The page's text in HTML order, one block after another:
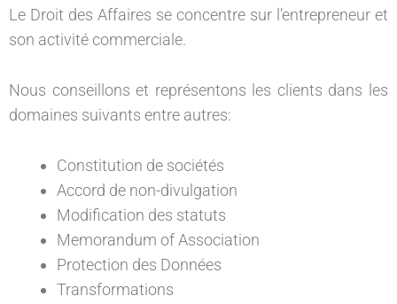
Le Droit des Affaires se concentre sur l’entrepreneur et
son activité commerciale.
Nous conseillons et représentons les clients dans les
domaines suivants entre autres:
Constitution de sociétés
Accord de non-divulgation
Modification des statuts
Memorandum of Association
Protection des Données
Transformations